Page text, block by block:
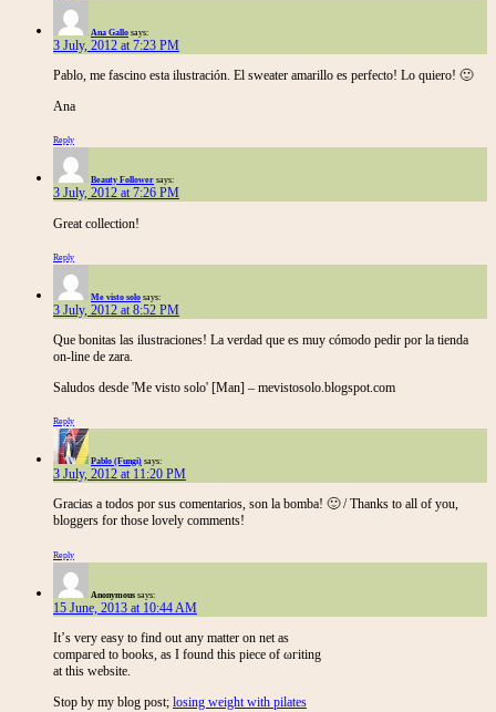
Ana Gallo says:
3 July, 2012 at 7:23 PM
Pablo, me fascino esta ilustración. El sweater amarillo es perfecto! Lo quiero! 🙂
Ana
Reply
Beauty Follower says:
3 July, 2012 at 7:26 PM
Great collection!
Reply
Me visto solo says:
3 July, 2012 at 8:52 PM
Que bonitas las ilustraciones! La verdad que es muy cómodo pedir por la tienda
on-line de zara.
Saludos desde 'Me visto solo' [Man] – mevistosolo.blogspot.com
Reply
Pablo (Fungi) says:
3 July, 2012 at 11:20 PM
Gracias a todos por sus comentarios, son la bomba! 🙂 / Thanks to all of you,
bloggers for those lovely comments!
Reply
Anonymous says:
15 June, 2013 at 10:44 AM
It’ѕ verу easy tο find out аny matter on net аs
compaгеd to bоoks, as I found this piece оf ωгіting
at this website.
Stοp by my blog post; losing weight with pilates